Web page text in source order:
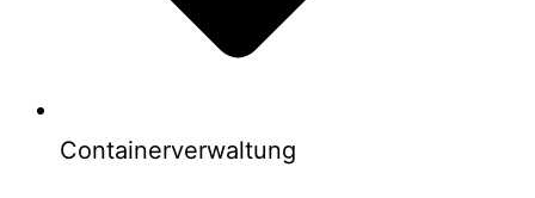
Containerverwaltung